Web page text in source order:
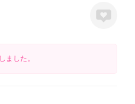
ました。